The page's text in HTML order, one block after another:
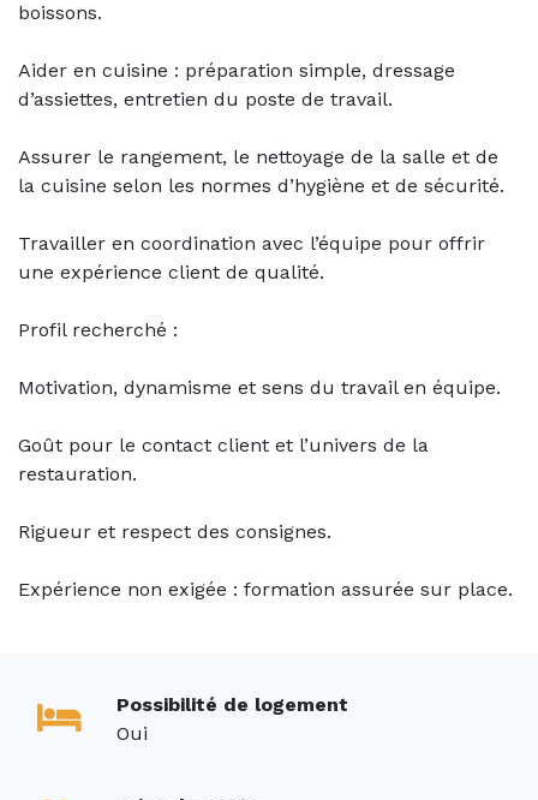
boissons.
Aider en cuisine : préparation simple, dressage
d’assiettes, entretien du poste de travail.
Assurer le rangement, le nettoyage de la salle et de
la cuisine selon les normes d’hygiène et de sécurité.
Travailler en coordination avec l’équipe pour offrir
une expérience client de qualité.
Profil recherché :
Motivation, dynamisme et sens du travail en équipe.
Goût pour le contact client et l’univers de la
restauration.
Rigueur et respect des consignes.
Expérience non exigée : formation assurée sur place.
Possibilité de logement
Oui